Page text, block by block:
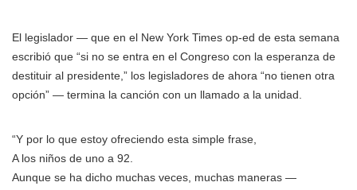
El legislador — que en el New York Times op-ed de esta semana
escribió que “si no se entra en el Congreso con la esperanza de
destituir al presidente,” los legisladores de ahora “no tienen otra
opción” — termina la canción con un llamado a la unidad.
“Y por lo que estoy ofreciendo esta simple frase,
A los niños de uno a 92.
Aunque se ha dicho muchas veces, muchas maneras —